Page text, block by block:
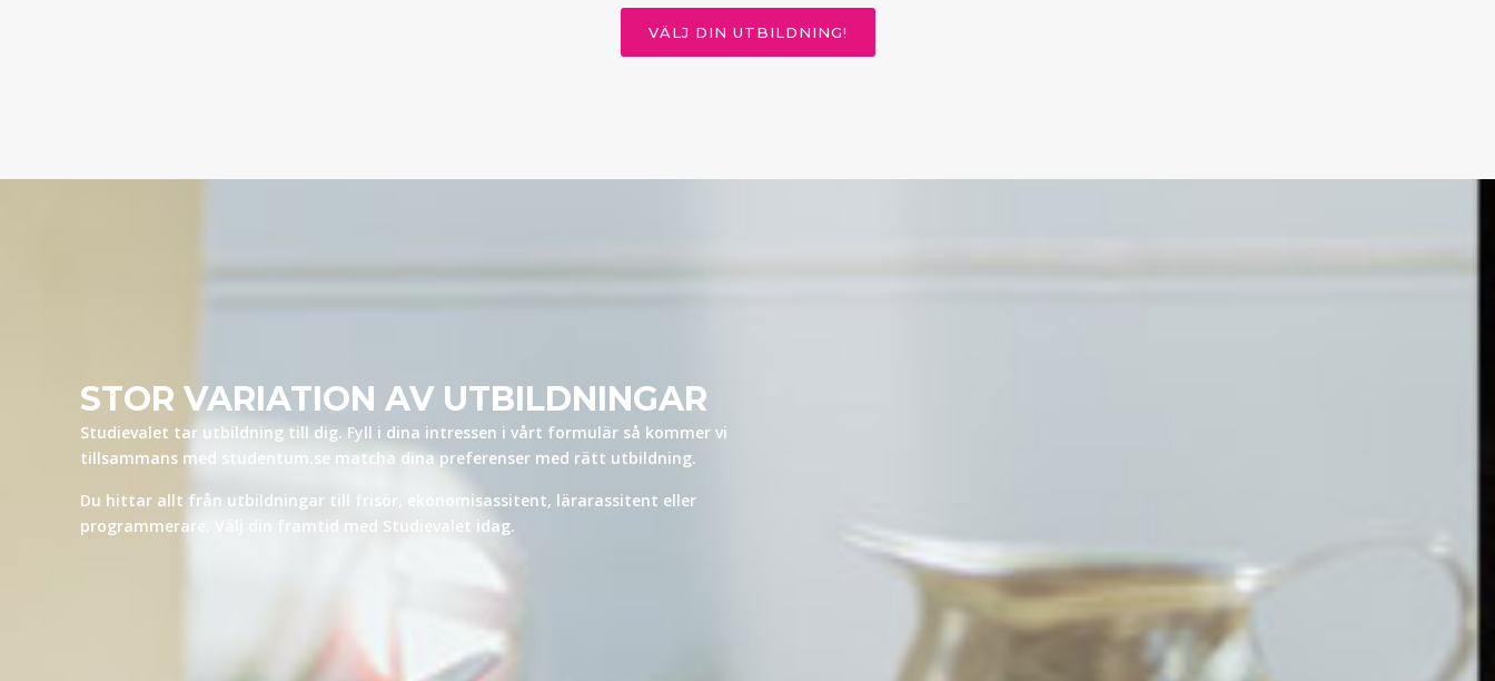
VÄLJ DIN UTBILDNING!
STOR VARIATION AV UTBILDNINGAR
Studievalet tar utbildning till dig. Fyll i dina intressen i vårt formulär så kommer vi
tillsammans med studentum.se matcha dina preferenser med rätt utbildning.
Du hittar allt från utbildningar till frisör, ekonomisassitent, lärarassitent eller
programmerare. Välj din framtid med Studievalet idag.